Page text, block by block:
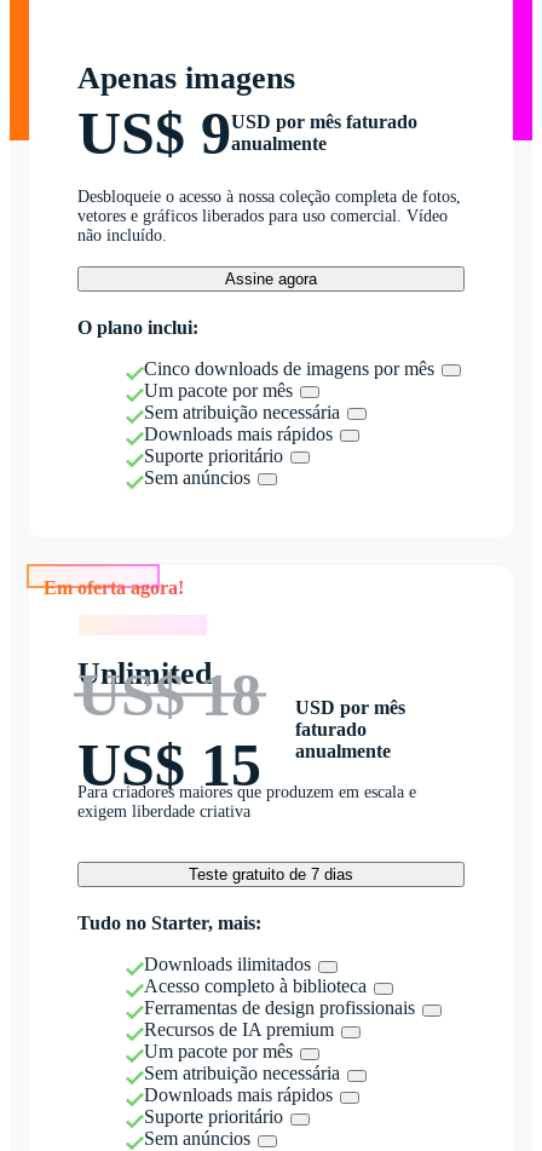
Apenas imagens
US$ 9USD por mês faturado
anualmente
Desbloqueie o acesso à nossa coleção completa de fotos,
vetores e gráficos liberados para uso comercial. Vídeo
não incluído.
Assine agora
O plano inclui:
Cinco downloads de imagens por mês
Um pacote por mês
Sem atribuição necessária
Downloads mais rápidos
Suporte prioritário
Sem anúncios
Unlimited
US$ 18
US$ 15
USD por mês
faturado
anualmente
Para criadores maiores que produzem em escala e
exigem liberdade criativa
Teste gratuito de 7 dias
Tudo no Starter, mais:
Downloads ilimitados
Acesso completo à biblioteca
Ferramentas de design profissionais
Recursos de IA premium
Um pacote por mês
Sem atribuição necessária
Downloads mais rápidos
Suporte prioritário
Sem anúncios